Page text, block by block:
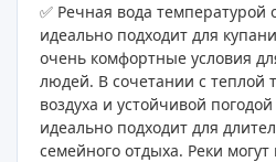
✅ Речная вода температурой
идеально подходит для
очень комфортные условия
людей. В сочетании с теплой
воздуха и устойчивой
идеально подходит для
семейного отдыха. Реки могут